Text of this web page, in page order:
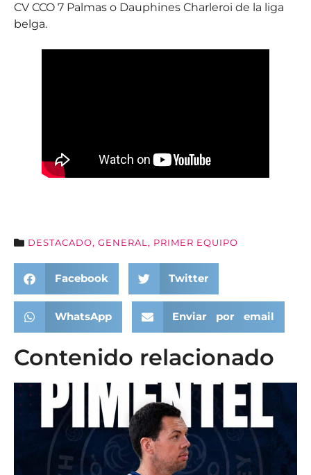
CV CCO 7 Palmas o Dauphines Charleroi de la liga
belga.
DESTACADO, GENERAL , PRIMER EQUIPO
Facebook Twitter
WhatsApp Enviar por email
Contenido relacionado